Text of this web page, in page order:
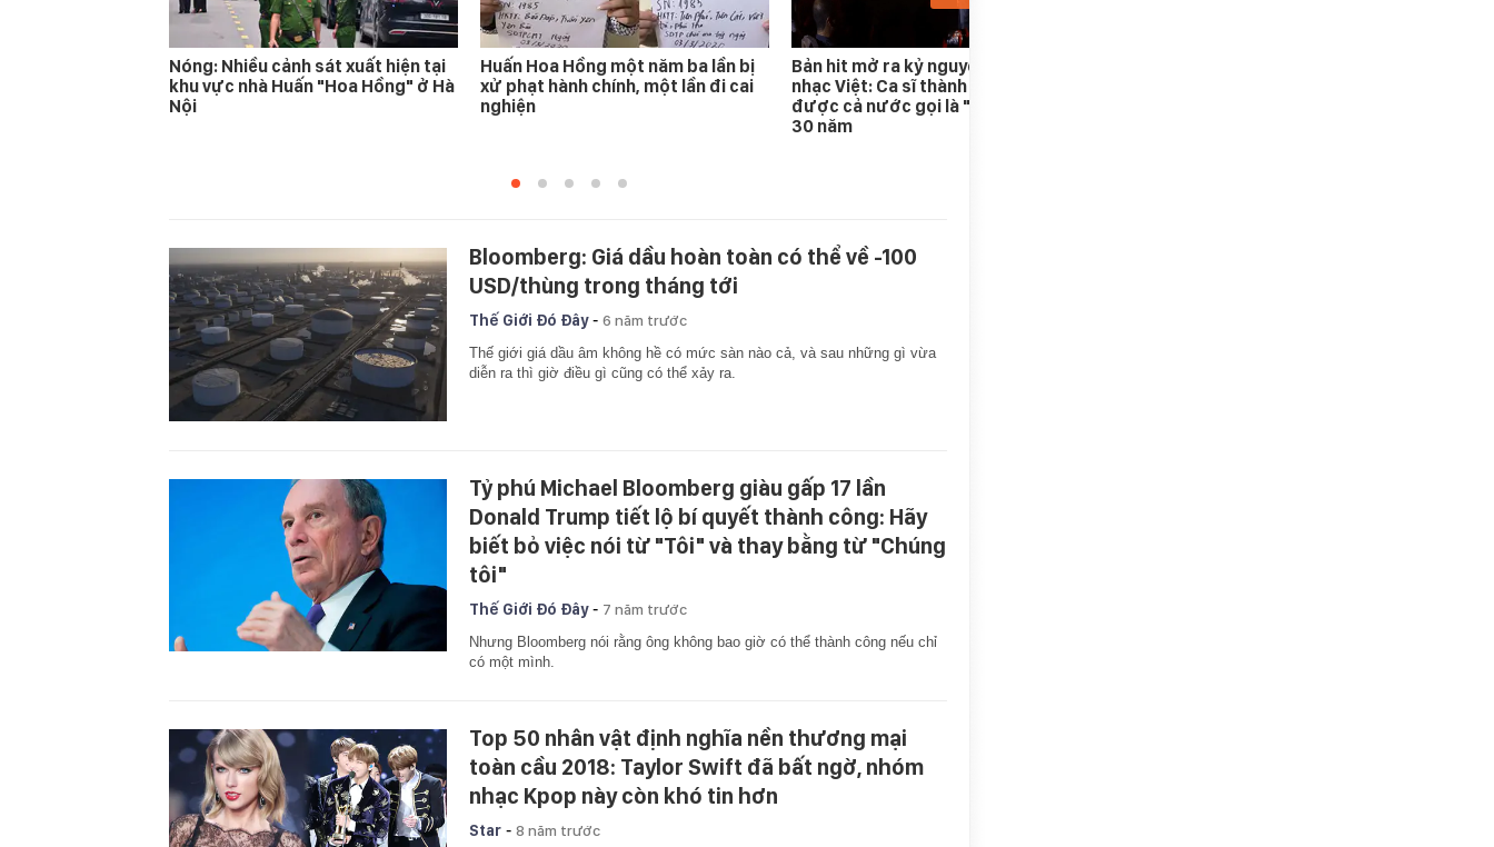
Nóng: Nhiều cảnh sát xuất hiện tại
khu vực nhà Huấn "Hoa Hồng" ở Hà
Nội
Huấn Hoa Hồng một năm ba lần bị
xử phạt hành chính, một lần đi cai
nghiện
Bản hit mở ra kỷ nguyên mới của
nhạc Việt: Ca sĩ thành hiện tượng
được cả nước gọi là "Anh Hai" gần
30 năm
Bloomberg: Giá dầu hoàn toàn có thể về -100
USD/thùng trong tháng tới
Thế Giới Đó Đây- 6 năm trước
Thế giới giá dầu âm không hề có mức sàn nào cả, và sau những gì vừa
diễn ra thì giờ điều gì cũng có thể xảy ra.
Tỷ phú Michael Bloomberg giàu gấp 17 lần
Donald Trump tiết lộ bí quyết thành công: Hãy
biết bỏ việc nói từ "Tôi" và thay bằng từ "Chúng
tôi"
Thế Giới Đó Đây- 7 năm trước
Nhưng Bloomberg nói rằng ông không bao giờ có thể thành công nếu chỉ
có một mình.
Top 50 nhân vật định nghĩa nền thương mại
toàn cầu 2018: Taylor Swift đã bất ngờ, nhóm
nhạc Kpop này còn khó tin hơn
Star - 8 năm trước